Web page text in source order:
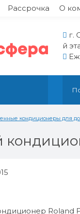
Рассрочка О
г.
й
кондиционеры для